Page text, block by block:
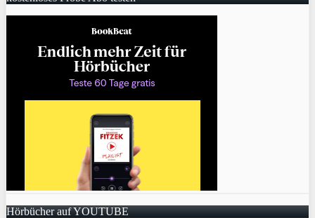
Hörbücher auf YOUTUBE